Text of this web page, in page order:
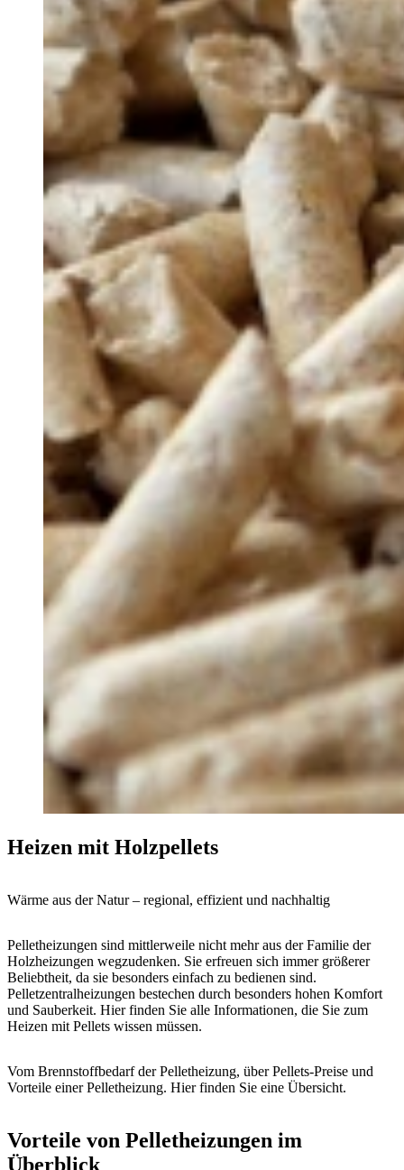
Heizen mit Holzpellets
Wärme aus der Natur – regional, effizient und nachhaltig
Pelletheizungen sind mittlerweile nicht mehr aus der Familie der
Holzheizungen wegzudenken. Sie erfreuen sich immer größerer
Beliebtheit, da sie besonders einfach zu bedienen sind.
Pelletzentralheizungen bestechen durch besonders hohen Komfort
und Sauberkeit. Hier finden Sie alle Informationen, die Sie zum
Heizen mit Pellets wissen müssen.
Vom Brennstoffbedarf der Pelletheizung, über Pellets-Preise und
Vorteile einer Pelletheizung. Hier finden Sie eine Übersicht.
Vorteile von Pelletheizungen im
Überblick